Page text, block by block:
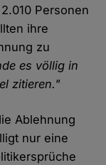
Personen
ihre
zu
es völlig in
zitieren."
Ablehnung
nur eine